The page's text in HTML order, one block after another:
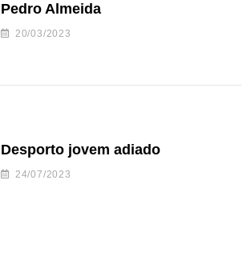
Pedro Almeida
20/03/2023
Desporto jovem adiado
24/07/2023